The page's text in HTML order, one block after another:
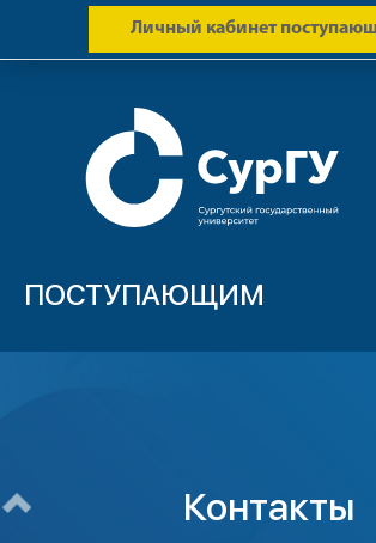
Личный кабинет
ПОСТУПАЮЩИМ
Контакты